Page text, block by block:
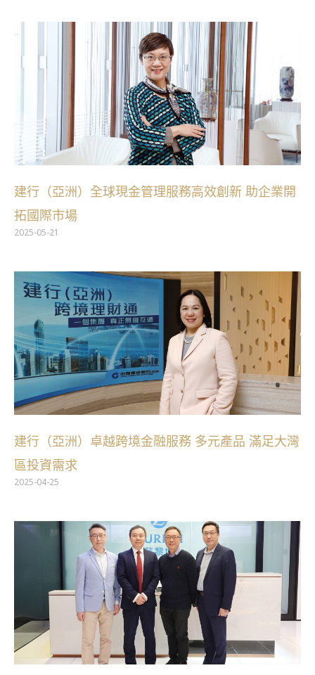
建行（亞洲）全球現金管理服務高效創新 助企業開
拓國際市場
2025-05-21
建行（亞洲）卓越跨境金融服務 多元產品 滿足大灣
區投資需求
2025-04-25